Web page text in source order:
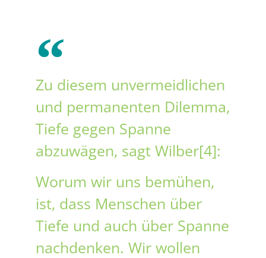
Zu diesem unvermeidlichen
und permanenten Dilemma,
Tiefe gegen Spanne
abzuwägen, sagt Wilber[4]:
Worum wir uns bemühen,
ist, dass Menschen über
Tiefe und auch über Spanne
nachdenken. Wir wollen